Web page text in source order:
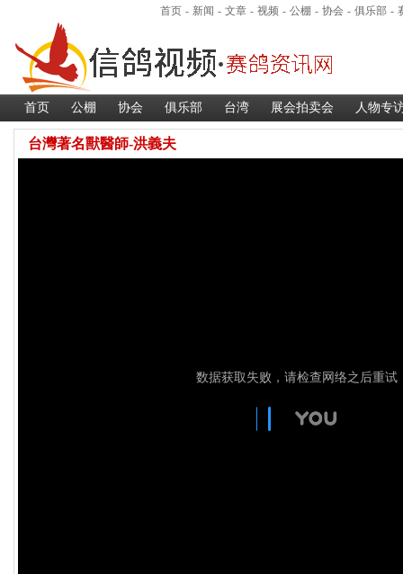
首页 - 新闻 - 文章 - 视频 - 公棚 - 协会 - 俱乐部 -
首页 公棚 协会 俱乐部 台湾 展会拍卖会 人物专
台灣著名獸醫師-洪義夫